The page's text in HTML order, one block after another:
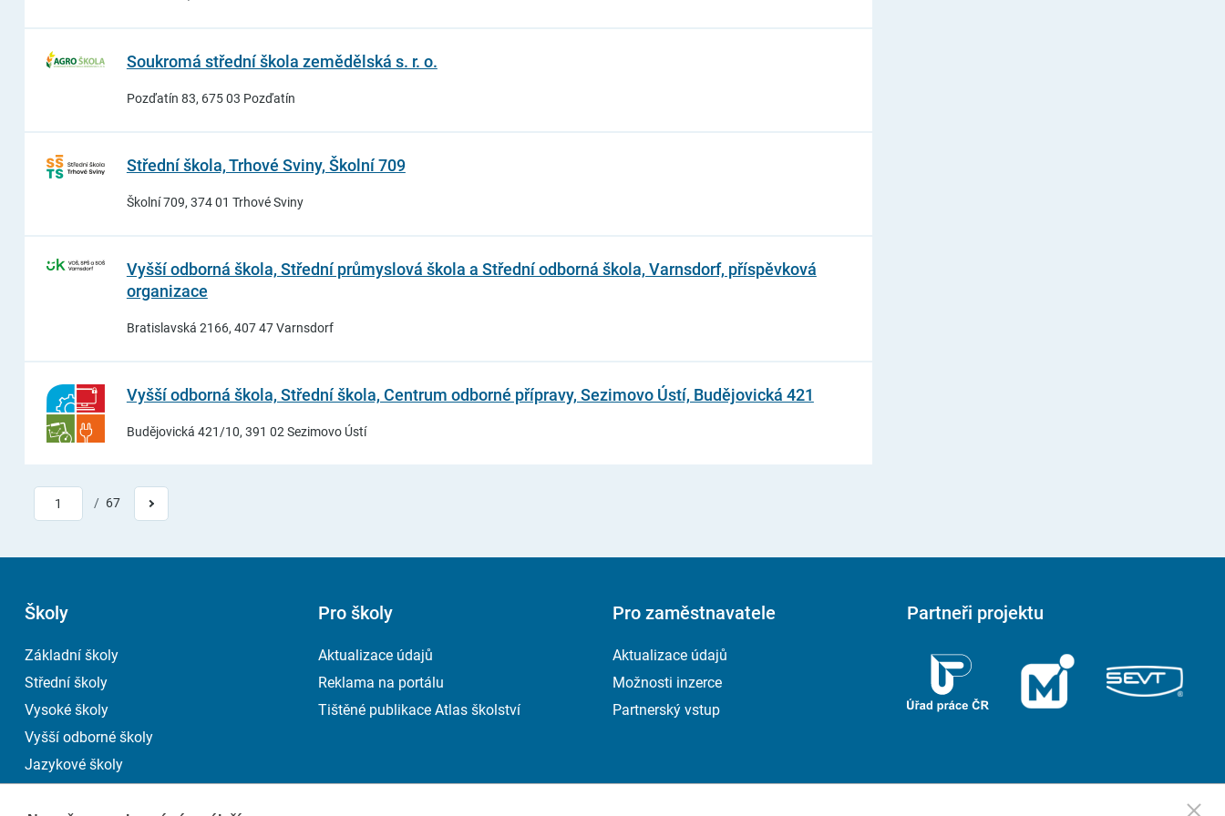
Soukromá střední škola zemědělská s. r. o.
Pozďatín 83, 675 03 Pozďatín
Střední škola, Trhové Sviny, Školní 709
Školní 709, 374 01 Trhové Sviny
Vyšší odborná škola, Střední průmyslová škola a Střední odborná škola, Varnsdorf, příspěvková
organizace
Bratislavská 2166, 407 47 Varnsdorf
Vyšší odborná škola, Střední škola, Centrum odborné přípravy, Sezimovo Ústí, Budějovická 421
Budějovická 421/10, 391 02 Sezimovo Ústí
1 / 67
Školy
Základní školy
Střední školy
Vysoké školy
Vyšší odborné školy
Jazykové školy
Pro školy
Aktualizace údajů
Reklama na portálu
Tištěné publikace Atlas školství
Pro zaměstnavatele
Aktualizace údajů
Možnosti inzerce
Partnerský vstup
Partneři projektu